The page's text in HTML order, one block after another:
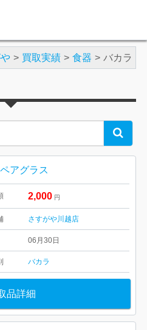
買取実績 食器 バカラ
Search
アグラス
2,000 円
さすがや川越店
06月30日
バカラ
品詳細